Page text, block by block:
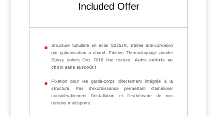
Included Offer
Structure tubulaire en acier S235JR, traitée anti-corrosion
par galvanisation à chaud. Finition Thermolaquage poudre
Epoxy coloris Gris 7016 fine texture. Autre coloris au
choix sans surcoût !
Fixation pour les garde-corps directement intégrée à la
structure. Pas d'excroissance permettant d'améliorer
considérablement l'installation et l'esthétisme de nos
terrains multisports.